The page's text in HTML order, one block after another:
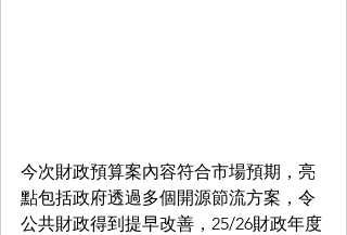
今次財政預算案內容符合市場預期，亮
點包括政府透過多個開源節流方案，令
公共財政得到提早改善，25/26財政年度